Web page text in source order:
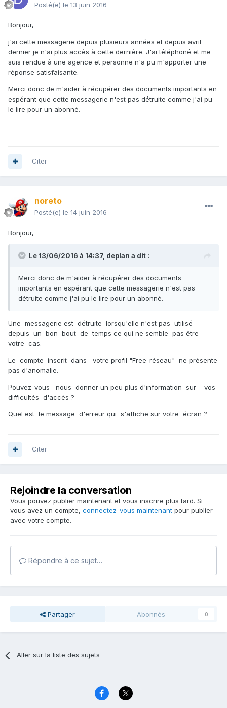
Posté(e) le 13 juin 2016
Bonjour,
j'ai cette messagerie depuis plusieurs années et depuis avril
dernier je n'ai plus accès à cette dernière. J'ai téléphoné et me
suis rendue à une agence et personne n'a pu m'apporter une
réponse satisfaisante.
Merci donc de m'aider à récupérer des documents importants en
espérant que cette messagerie n'est pas détruite comme j'ai pu
le lire pour un abonné.
Citer
noreto
Posté(e) le 14 juin 2016
Bonjour,
Le 13/06/2016 à 14:37, deplan a dit :
Merci donc de m'aider à récupérer des documents
importants en espérant que cette messagerie n'est pas
détruite comme j'ai pu le lire pour un abonné.
Une messagerie est détruite lorsqu'elle n'est pas utilisé
depuis un bon bout de temps ce qui ne semble pas être
votre cas.
Le compte inscrit dans votre profil "Free-réseau" ne présente
pas d'anomalie.
Pouvez-vous nous donner un peu plus d'information sur vos
difficultés d'accès ?
Quel est le message d'erreur qui s'affiche sur votre écran ?
Citer
Rejoindre la conversation
Vous pouvez publier maintenant et vous inscrire plus tard. Si
vous avez un compte, connectez-vous maintenant pour publier
avec votre compte.
Répondre à ce sujet…
Partager Abonnés 0
Aller sur la liste des sujets